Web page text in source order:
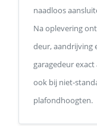
naadloos
Na oplevering
deur, aandrijving
garagedeur
ook bij niet-
plafondhoogten.